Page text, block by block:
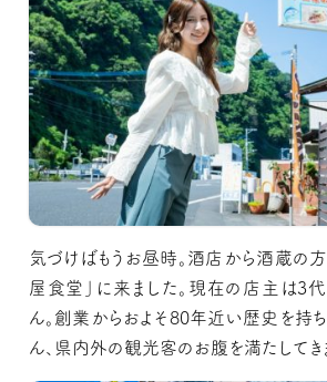
気づけばもうお昼時。酒店から酒蔵の方
屋食堂」に来ました。現在の店主は3
ん。創業からおよそ80年近い歴史を持
ん、県内外の観光客のお腹を満たしてき